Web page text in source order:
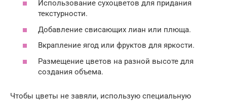
Использование сухоцветов для придания
текстурности.
Добавление свисающих лиан или плюща.
Вкрапление ягод или фруктов для яркости.
Размещение цветов на разной высоте для
создания объема.
Чтобы цветы не завяли, использую специальную